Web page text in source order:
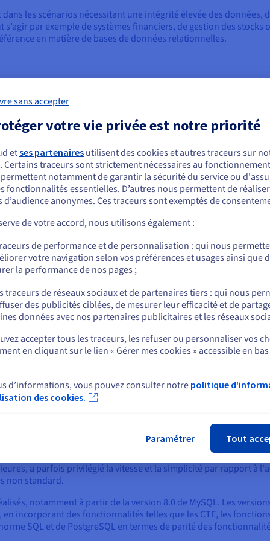
les scénarios nécessitant une intégrité élevée des données,
par exemple de systèmes financiers, de gestion des
en matière de bases de données relationnelles.
SQL », englobe un large éventail de technologies de bases
particulier en ce qui concerne l'évolutivité, les performances
ou semi-structurées.
SGBDR, les bases de donnéesNoSQLoffrent souvent des
sont les suivants :
de données NoSQL sont sans schéma ou ont des schémas
à l'échelle horizontale (scaling out) sur de nombreux
vos données dans des formats tels que JSON ou BSON (par
clé-valeur simples (par exemple, Valkey, Memcached).
de nombreuses bases de données NoSQL privilégient la
BASE (Basically Available, Soft state, Eventuellement
les applications big data, les applications web en temps réel,
mise à l'échelle du développement sont primordiales. Elles
données relationnelles traditionnelles deviennent difficiles.
, PostgreSQL est reconnu depuis longtemps pour son
SQL, mettant souvent en œuvre de nouvelles fonctionnalités
fonctions de fenêtre complexes, des expressions de table
Historiquement, les développeurs ayant besoin d’une
a parfois privilégié la vitesse et la simplicité par rapport à
non standard.
notamment à partir de la version 8.0 de MySQL. Les
incorporant des fonctionnalités telles que les CTE, les
SQL et de PostgreSQL en termes de parité des
semblez être localisé en États-Unis.
commander, rendez-vous sur le site de votre pays (États-Unis) et créez un
us.ovhcloud.com/
Anglais USD - $
ou
sur le site actuel
un autre site web
sans accepter
votre vie privée est notre priorité
etses partenaires utilisent des cookies et autres traceurs sur
Certains traceurs sont strictement nécessaires au
notamment de garantir la sécurité du service ou
fonctionnalités essentielles. D’autres nous permettent de
d’audience anonymes. Ces traceurs sont exemptés de
de votre accord, nous utilisons également :
de performance et de personnalisation : qui nous
votre navigation selon vos préférences et usages ainsi que
la performance de nos pages ;
traceurs de réseaux sociaux et de partenaires tiers : qui nous
des publicités ciblées, de mesurer leur efficacité et de
données avec nos partenaires publicitaires et les réseaux
accepter tous les traceurs, les refuser ou personnaliser vos
en cliquant sur le lien « Gérer mes cookies » accessible en
d’informations, vous pouvez consulter notre politique
des cookies.
Paramétrer Tout